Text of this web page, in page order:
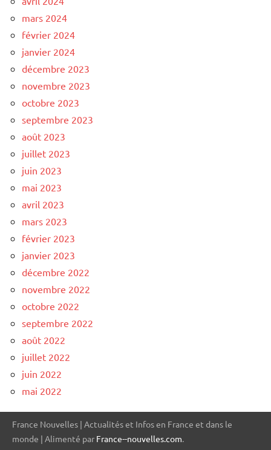
mars 2024
février 2024
janvier 2024
décembre 2023
novembre 2023
octobre 2023
septembre 2023
août 2023
juillet 2023
juin 2023
mai 2023
avril 2023
mars 2023
février 2023
janvier 2023
décembre 2022
novembre 2022
octobre 2022
septembre 2022
août 2022
juillet 2022
juin 2022
mai 2022
France Nouvelles | Actualités et Infos en France et dans le
monde | Alimenté par France--nouvelles.com.